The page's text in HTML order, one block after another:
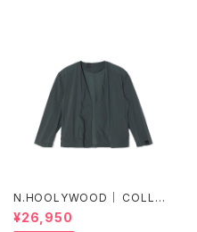
N.HOOLYWOOD｜ COLLAR
LESS BLOUSON｜2251-BL0
9-005
¥26,950